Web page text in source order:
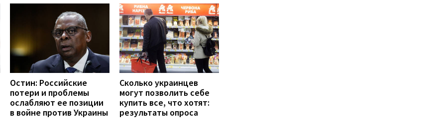
Остин: Российские
потери и проблемы
ослабляют ее позиции
в войне против Украины
Сколько украинцев
могут позволить себе
купить все, что хотят:
результаты опроса